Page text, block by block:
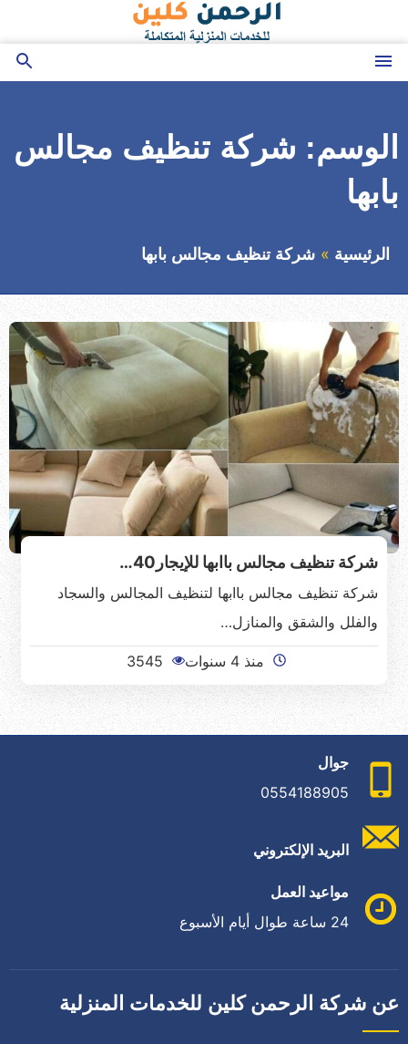
إلى
القائمة
بحث
الوسم: شركة تنظيف مجالس
بابها
الرئيسية شركة تنظيف مجالس بابها
شركة تنظيف مجالس باابها للإيجار40…
شركة تنظيف مجالس باابها لتنظيف المجالس والسجاد
والفلل والشقق والمنازل…
منذ 4 سنوات 3545
جوال
0554188905
البريد الإلكتروني
مواعيد العمل
24 ساعة طوال أيام الأسبوع
عن شركة الرحمن كلين للخدمات المنزلية